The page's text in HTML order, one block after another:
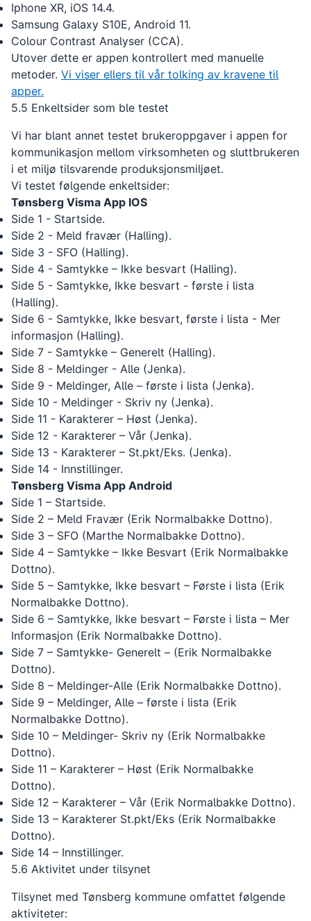
Iphone XR, iOS 14.4.
Samsung Galaxy S10E, Android 11.
Colour Contrast Analyser (CCA).
Utover dette er appen kontrollert med manuelle
metoder. Vi viser ellers til vår tolking av kravene til
apper.
5.5 Enkeltsider som ble testet
Vi har blant annet testet brukeroppgaver i appen for
kommunikasjon mellom virksomheten og sluttbrukeren
i et miljø tilsvarende produksjonsmiljøet.
Vi testet følgende enkeltsider:
Tønsberg Visma App IOS
Side 1 - Startside.
Side 2 - Meld fravær (Halling).
Side 3 - SFO (Halling).
Side 4 - Samtykke – Ikke besvart (Halling).
Side 5 - Samtykke, Ikke besvart - første i lista
(Halling).
Side 6 - Samtykke, Ikke besvart, første i lista - Mer
informasjon (Halling).
Side 7 - Samtykke – Generelt (Halling).
Side 8 - Meldinger - Alle (Jenka).
Side 9 - Meldinger, Alle – første i lista (Jenka).
Side 10 - Meldinger - Skriv ny (Jenka).
Side 11 - Karakterer – Høst (Jenka).
Side 12 - Karakterer – Vår (Jenka).
Side 13 - Karakterer – St.pkt/Eks. (Jenka).
Side 14 - Innstillinger.
Tønsberg Visma App Android
Side 1 – Startside.
Side 2 – Meld Fravær (Erik Normalbakke Dottno).
Side 3 – SFO (Marthe Normalbakke Dottno).
Side 4 – Samtykke – Ikke Besvart (Erik Normalbakke
Dottno).
Side 5 – Samtykke, Ikke besvart – Første i lista (Erik
Normalbakke Dottno).
Side 6 – Samtykke, Ikke besvart – Første i lista – Mer
Informasjon (Erik Normalbakke Dottno).
Side 7 – Samtykke- Generelt – (Erik Normalbakke
Dottno).
Side 8 – Meldinger-Alle (Erik Normalbakke Dottno).
Side 9 – Meldinger, Alle – første i lista (Erik
Normalbakke Dottno).
Side 10 – Meldinger- Skriv ny (Erik Normalbakke
Dottno).
Side 11 – Karakterer – Høst (Erik Normalbakke
Dottno).
Side 12 – Karakterer – Vår (Erik Normalbakke Dottno).
Side 13 – Karakterer St.pkt/Eks (Erik Normalbakke
Dottno).
Side 14 – Innstillinger.
5.6 Aktivitet under tilsynet
Tilsynet med Tønsberg kommune omfattet følgende
aktiviteter: